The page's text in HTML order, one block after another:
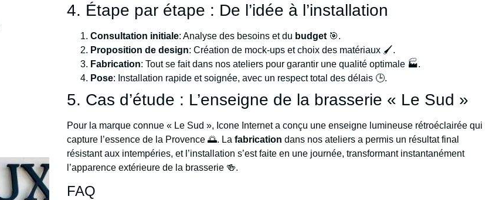
4. Étape par étape : De l’idée à l’installation
Consultation initiale: Analyse des besoins et du budget 🎯.
Proposition de design: Création de mock-ups et choix des matériaux 🖌️.
Fabrication: Tout se fait dans nos ateliers pour garantir une qualité optimale 🏭.
Pose: Installation rapide et soignée, avec un respect total des délais 🕒.
5. Cas d’étude : L’enseigne de la brasserie « Le Sud »
Pour la marque connue « Le Sud », Icone Internet a conçu une enseigne lumineuse rétroéclairée qui
capture l’essence de la Provence 🌅. Lafabrication dans nos ateliers a permis un résultat final
résistant aux intempéries, et l’installation s’est faite en une journée, transformant instantanément
l’apparence extérieure de la brasserie 🍻.
FAQ